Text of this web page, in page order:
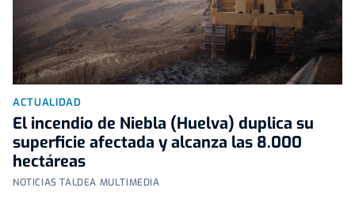
ACTUALIDAD
El incendio de Niebla (Huelva) duplica su
superficie afectada y alcanza las 8.000
hectáreas
NOTICIAS TALDEA MULTIMEDIA